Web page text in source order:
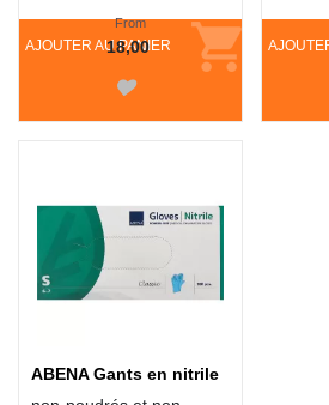
AJOUTER AU PANIER
From
18,00
ABENA Gants en nitrile